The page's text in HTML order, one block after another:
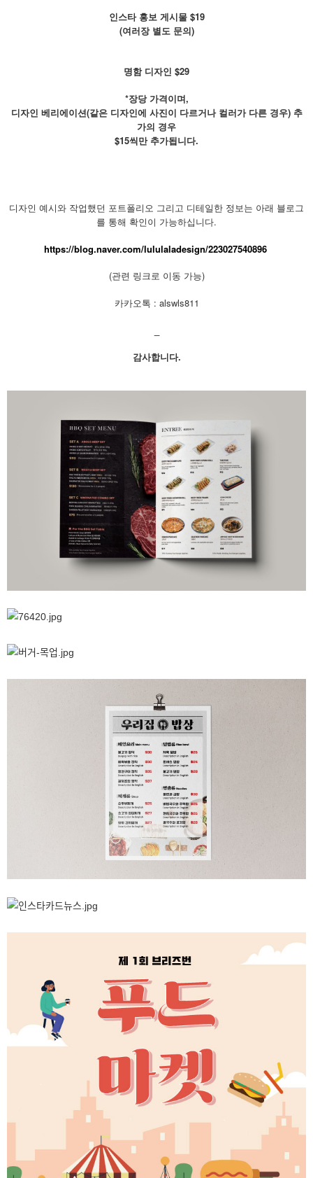
인스타 홍보 게시물 $19
(여러장 별도 문의)
명함 디자인 $29
*장당 가격이며,
디자인 베리에이션(같은 디자인에 사진이 다르거나 컬러가 다른 경우) 추
가의 경우
$15씩만 추가됩니다.
디자인 예시와 작업했던 포트폴리오 그리고 디테일한 정보는 아래 블로그
를 통해 확인이 가능하십니다.
https://blog.naver.com/lululaladesign/223027540896
(관련 링크로 이동 가능)
카카오톡 : alswls811
감사합니다.